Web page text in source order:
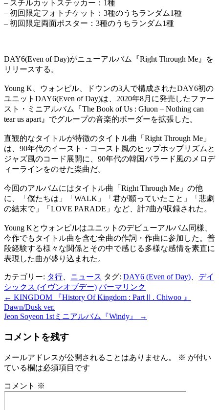
– スチルカットステッカー：1種
– 初回限定フォトチケット：3種のうちランダム1種
– 初回限定両面ポスター：3種のうちランダム1種
DAY6(Even of Day)がニューアルバム『Right Through Me』を
リリースする。
Young K、ウォンピル、ドウンの3人で構成されたDAY6初の
ユニットDAY6(Even of Day)は、2020年8月に発売したファー
スト・ミニアルバム『The Book of Us : Gluon – Nothing can
tear us apart』でグループの音楽的ボーダーを拡張した。
直観的なタイトルが特徴のタイトル曲「Right Through Me」
は、90年代のイースト・コースト風のヒップホップリズムと
ジャズ風のコード展開に、90年代の韓国バラード風のメロデ
ィーラインをのせた楽曲だ。
今回のアルバムにはタイトル曲「Right Through Me」の他
に、「僕たちは」「WALK」「君が願っていたこと」「悲劇
の結末で」「LOVE PARADE」など、計7曲が収録された。
Young Kとウォンピルはユニットのデビューアルバム同様、
今作でもタイトル曲を含む全曲の作詞・作曲に参加した。普
段経験する様々な関係とその中で感じる多様な感情を素直に
表現した曲が盛り込まれた。
カテゴリー: タ行 ニュース タグ: DAY6 (Even of Day)
デイ
シックス (イヴンオブデー) パーマリンク
投
稿
ナ
ゲ
シ
← KINGDOM 『History Of Kingdom : PartⅡ. Chiwoo 』
Dawn/Dusk ver.
Jeon Soyeon 1stミニアルバム『Windy』
→
コメントを残す
メールアドレスが公開されることはありません。 ※ が付い
ている欄は必須項目です
コメント ※